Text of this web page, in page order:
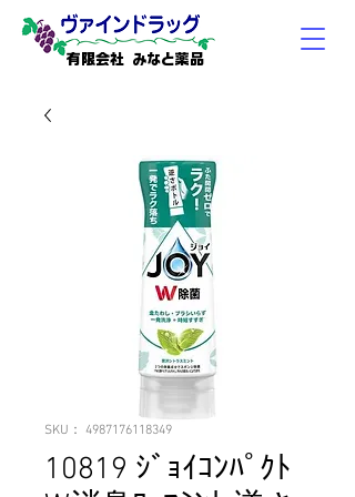
有限会社 みなと薬品
SKU： 4987176118349
10819 ｼﾞｮｲｺﾝﾊﾟｸﾄ